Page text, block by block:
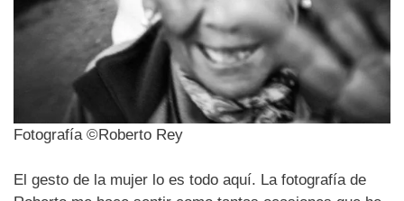
Fotografía ©Roberto Rey
El gesto de la mujer lo es todo aquí. La fotografía de